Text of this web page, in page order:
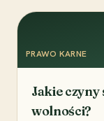
PRAWO KARNE
Jakie
wolności?